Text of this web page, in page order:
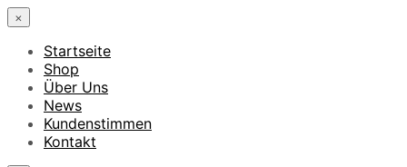
×
Startseite
Shop
Über Uns
News
Kundenstimmen
Kontakt